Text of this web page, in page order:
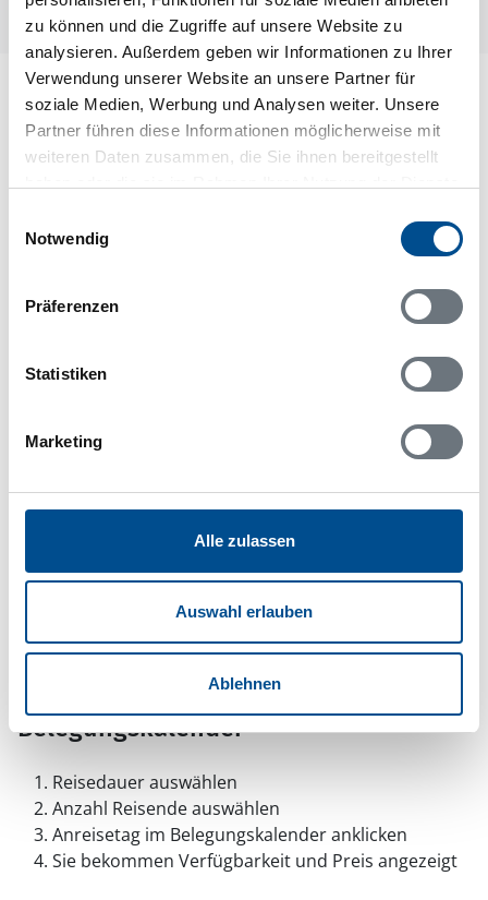
zu können und die Zugriffe auf unsere Website zu
analysieren. Außerdem geben wir Informationen zu Ihrer
Verwendung unserer Website an unsere Partner für
soziale Medien, Werbung und Analysen weiter. Unsere
Partner führen diese Informationen möglicherweise mit
weiteren Daten zusammen, die Sie ihnen bereitgestellt
Notwendig
Präferenzen
Statistiken
Marketing
Alle zulassen
Auswahl erlauben
Ablehnen
Lageplan
Adresse
621 73 Visby
Das Bereitstellen und Ausführen einiger
deaktivieren Sie bitte den Blocker für diese Seite
Hinweis:Nachdem Sie Ihre Erlaubnis gegeben
welche Funktionen genutzt werden sollen.
Belegungskalender
Reisedauer auswählen
Anzahl Reisende auswählen
Anreisetag im Belegungskalender anklicken
Sie bekommen Verfügbarkeit und Preis angezeigt